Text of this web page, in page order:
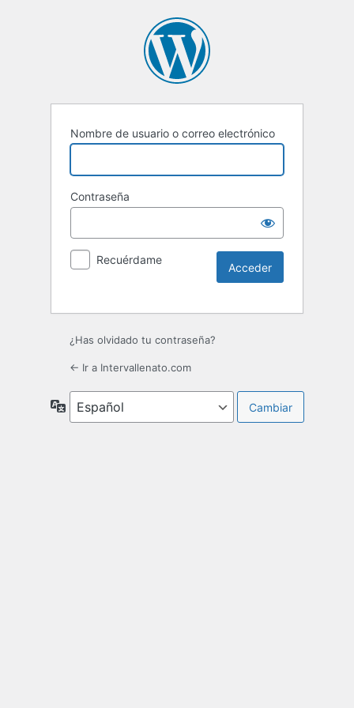
Nombre de usuario o correo electrónico
Contraseña
Recuérdame
¿Has olvidado tu contraseña?
← Ir a Intervallenato.com
Idioma